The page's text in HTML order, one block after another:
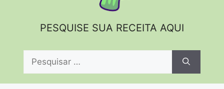
PESQUISE SUA RECEITA AQUI
Pesquisar